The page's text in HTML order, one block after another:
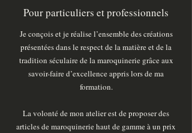
Pour particuliers et professionnels
Je conçois et je réalise l’ensemble des créations
présentées dans le respect de la matière et de la
tradition séculaire de la maroquinerie grâce aux
savoir-faire d’excellence appris lors de ma
formation.
La volonté de mon atelier est de proposer des
articles de maroquinerie haut de gamme à un prix